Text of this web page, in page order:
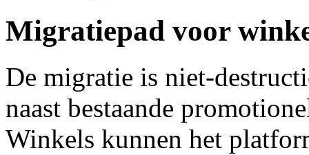
Migratiepad voor
De migratie is niet-
naast bestaande
Winkels kunnen het